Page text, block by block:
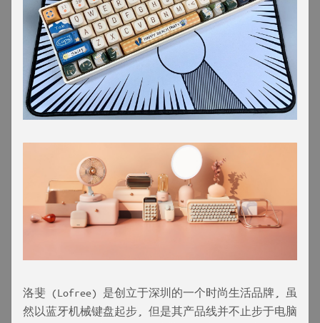
洛斐 (Lofree) 是创立于深圳的一个时尚生活品牌, 虽
然以蓝牙机械键盘起步, 但是其产品线并不止步于电脑